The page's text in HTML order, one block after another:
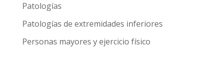
Patologías
Patologías de extremidades inferiores
Personas mayores y ejercicio físico